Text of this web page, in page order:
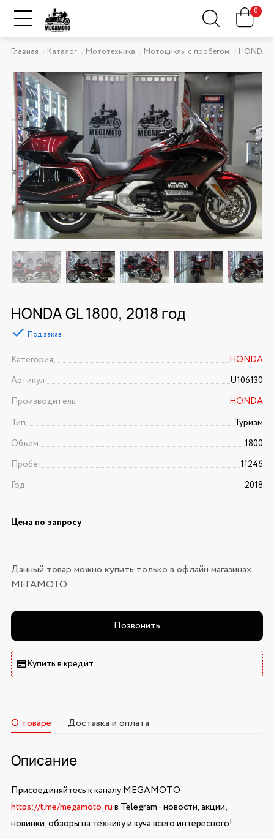
0
Главная Каталог Мототехника Мотоциклы с пробегом HONDA
HONDA GL 1800, 2018 год
Под заказ
Категория
HONDA
Артикул
U106130
Производитель
HONDA
Тип
Туризм
Объем
1800
Пробег
11246
Год
2018
Цена по запросу
Данный товар можно купить только в офлайн магазинах
МЕГАМОТО.
Позвонить
Купить в кредит
О товаре Доставка и оплата
Описание
Присоединяйтесь к каналу MEGAMOTO
https://t.me/megamoto_ruв Telegram - новости, акции,
новинки, обзоры на технику и куча всего интересного!